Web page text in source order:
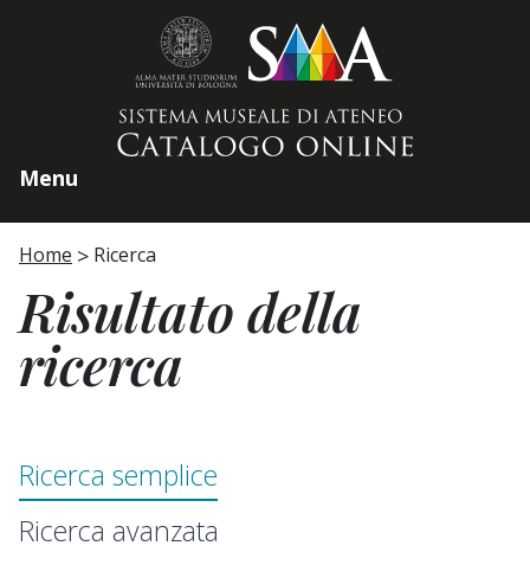
Menu
Home Ricerca
Risultato della
ricerca
Ricerca semplice
Ricerca avanzata